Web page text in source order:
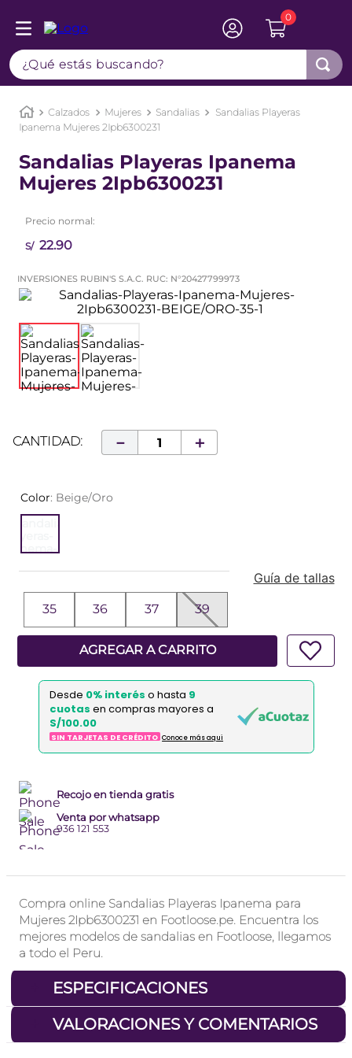
0
¿Qué estás buscando?
Calzados Mujeres Sandalias
Sandalias Playeras
Ipanema Mujeres 2Ipb6300231
Sandalias Playeras Ipanema
Mujeres 2Ipb6300231
Precio normal:
S/ 22.90
INVERSIONES RUBIN'S S.A.C. RUC: N°20427799973
CANTIDAD ＋
－
Color: Beige/Oro
35 36 37 39
Guía de tallas
AGREGAR A CARRITO
Desde 0% interés o hasta 9
cuotas en compras mayores a
S/100.00
SIN TARJETAS DE CRÉDITO Conoce más aqui
Recojo en tienda gratis
Venta por whatsapp
936 121 553
Compra online Sandalias Playeras Ipanema para
Mujeres 2Ipb6300231 en Footloose.pe. Encuentra los
mejores modelos de sandalias en Footloose, llegamos
a todo el Peru.
ESPECIFICACIONES
VALORACIONES Y COMENTARIOS
TÉRMINOS MÁS BUSCADOS
2. sandalias
3. zapatillas mujer
5. botines
adidas